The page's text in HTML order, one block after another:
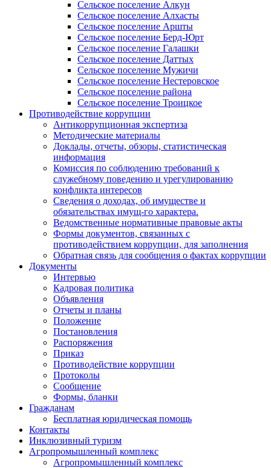
Сельское поселение Алкун
Сельское поселение Алхасты
Сельское поселение Аршты
Сельское поселение Берд-Юрт
Сельское поселение Галашки
Сельское поселение Даттых
Сельское поселение Мужичи
Сельское поселение Нестеровское
Сельское поселение района
Сельское поселение Троицкое
Противодействие коррупции
Антикоррупционная экспертиза
Методические материалы
Доклады, отчеты, обзоры, статистическая
информация
Комиссия по соблюдению требований к
служебному поведению и урегулированию
конфликта интересов
Сведения о доходах, об имуществе и
обязательствах имущ-го характера.
Ведомственные нормативные правовые акты
Формы документов, связанных с
противодействием коррупции, для заполнения
Обратная связь для сообщения о фактах коррупции
Документы
Интервью
Кадровая политика
Объявления
Отчеты и планы
Положение
Постановления
Распоряжения
Приказ
Противодействие коррупции
Протоколы
Сообщение
Формы, бланки
Гражданам
Бесплатная юридическая помощь
Контакты
Инклюзивный туризм
Агропромышленный комплекс
Агропромышленный комплекс